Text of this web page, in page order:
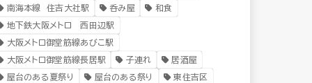
南海本線 住吉大社駅 呑み屋 和食
地下鉄大阪メトロ 西田辺駅
大阪メトロ御堂筋線あびこ駅
大阪メトロ御堂筋線長居駅 子連れ 居酒屋
屋台のある夏祭り 屋台のある祭り 東住吉区